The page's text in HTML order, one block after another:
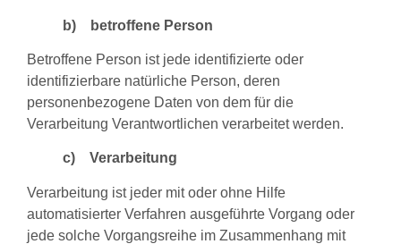
b) betroffene Person
Betroffene Person ist jede identifizierte oder
identifizierbare natürliche Person, deren
personenbezogene Daten von dem für die
Verarbeitung Verantwortlichen verarbeitet werden.
c) Verarbeitung
Verarbeitung ist jeder mit oder ohne Hilfe
automatisierter Verfahren ausgeführte Vorgang oder
jede solche Vorgangsreihe im Zusammenhang mit